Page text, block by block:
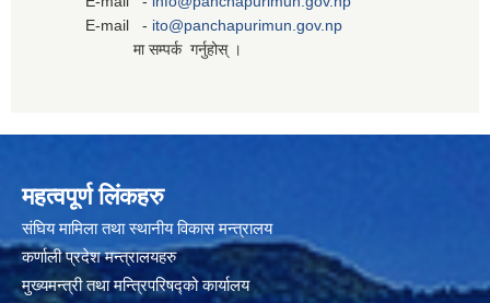
E-mail - ito@panchapurimun.gov.np
मा सम्पर्क गर्नुहोस् ।
महत्वपूर्ण लिंकहरु
संघिय मामिला तथा स्थानीय विकास मन्त्रालय
कर्णाली प्रदेश मन्त्रालयहरु
मुख्यमन्त्री तथा मन्त्रिपरिषद्को कार्यालय